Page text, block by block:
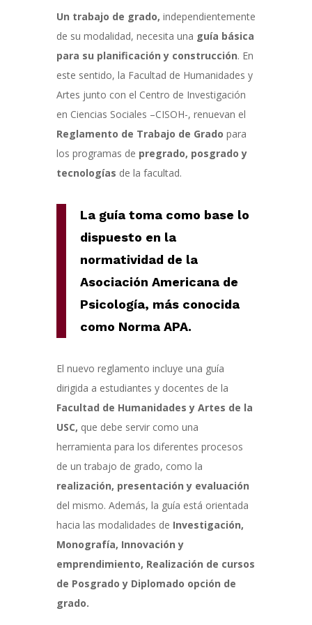
Un trabajo de grado, independientemente
de su modalidad, necesita una guía básica
para su planificación y construcción. En
este sentido, la Facultad de Humanidades y
Artes junto con el Centro de Investigación
en Ciencias Sociales –CISOH-, renuevan el
Reglamento de Trabajo de Grado para
los programas de pregrado, posgrado y
tecnologías de la facultad.
La guía toma como base lo
dispuesto en la
normatividad de la
Asociación Americana de
Psicología, más conocida
como Norma APA.
El nuevo reglamento incluye una guía
dirigida a estudiantes y docentes de la
Facultad de Humanidades y Artes de la
USC, que debe servir como una
herramienta para los diferentes procesos
de un trabajo de grado, como la
realización, presentación y evaluación
del mismo. Además, la guía está orientada
hacia las modalidades de Investigación,
Monografía, Innovación y
emprendimiento, Realización de cursos
de Posgrado y Diplomado opción de
grado.